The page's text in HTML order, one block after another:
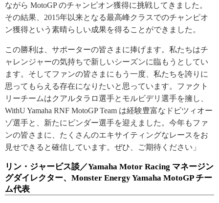
ながら MotoGP のチャンピオン獲得に挑戦してきました。
その結果、2015年以来となる最高峰クラスでのチャンピオ
ン獲得という素晴らしい成果を得ることができました。
この勝利は、サポーターの皆さまに捧げます。私たちはチ
ャレンジャーの気持ちで新しいシーズンに臨もうとしてい
ます。そしてファンの皆さまにもう一度、私たちを誇りに
思ってもらえる存在になりたいと思っています。ファクト
リーチームはクアルタラロ選手とモルビデリ選手を擁し、
WithU Yamaha RNF MotoGP Team は経験豊富なドビツィオー
ゾ選手と、新たにビンダー選手を迎えました。今年もファ
ンの皆さまに、たくさんのエキサイティングなレースをお
見せできると確信しています。ぜひ、ご期待ください」
リン・ジャービス談／Yamaha Motor Racing マネージン
グダイレクター、Monster Energy Yamaha MotoGP チー
ム代表